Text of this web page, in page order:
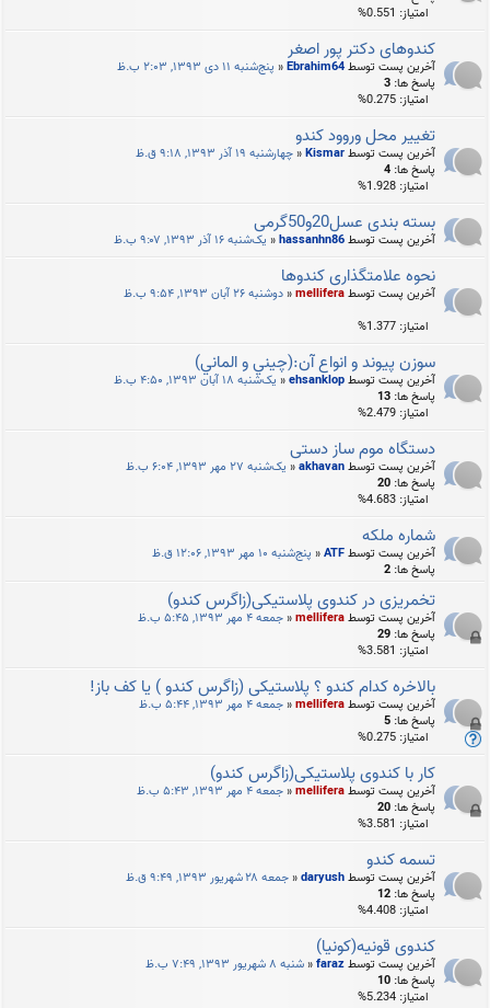
امتیاز: 0.551%
کندوهای دکتر پور اصغر
آخرین پست توسطEbrahim64
« پنج‌شنبه ۱۱ دی ۱۳۹۳, ۲:۰۳ ب.ظ
پاسخ ها: 3
امتیاز: 0.275%
تغییر محل وروود کندو
آخرین پست توسطKismar
«چهارشنبه ۱۹ آذر ۱۳۹۳, ۹:۱۸ ق.ظ
پاسخ ها: 4
امتیاز: 1.928%
بسته بندی عسل20و50گرمی
آخرین پست توسطhassanhn86
« یک‌شنبه ۱۶ آذر ۱۳۹۳, ۹:۰۷ ب.ظ
نحوه علامتگذاری کندوها
آخرین پست توسطmellifera
«دوشنبه ۲۶ آبان ۱۳۹۳, ۹:۵۴ ب.ظ
امتیاز: 1.377%
سوزن پیوند و انواع آن:(چيني و الماني)
آخرین پست توسطehsanklop
« یک‌شنبه ۱۸ آبان ۱۳۹۳, ۴:۵۰ ب.ظ
پاسخ ها: 13
امتیاز: 2.479%
دستگاه موم ساز دستی
آخرین پست توسطakhavan
« یک‌شنبه ۲۷ مهر ۱۳۹۳, ۶:۰۴ ب.ظ
پاسخ ها: 20
امتیاز: 4.683%
شماره ملکه
آخرین پست توسطATF
« پنج‌شنبه ۱۰ مهر ۱۳۹۳, ۱۲:۰۶ ق.ظ
پاسخ ها: 2
تخمریزی در کندوی پلاستیکی(زاگرس كندو)
آخرین پست توسطmellifera
«جمعه ۴ مهر ۱۳۹۳, ۵:۴۵ ب.ظ
پاسخ ها: 29
امتیاز: 3.581%
بالاخره کدام کندو ؟ پلاستیکی (زاگرس کندو ) یا کف باز!
آخرین پست توسطmellifera
«جمعه ۴ مهر ۱۳۹۳, ۵:۴۴ ب.ظ
پاسخ ها: 5
امتیاز: 0.275%
کار با کندوی پلاستیکی(زاگرس کندو)
آخرین پست توسطmellifera
«جمعه ۴ مهر ۱۳۹۳, ۵:۴۳ ب.ظ
پاسخ ها: 20
امتیاز: 3.581%
تسمه کندو
آخرین پست توسطdaryush
«جمعه ۲۸ شهریور ۱۳۹۳, ۹:۴۹ ق.ظ
پاسخ ها: 12
امتیاز: 4.408%
کندوی قونیه(کونیا)
آخرین پست توسطfaraz
«شنبه ۸ شهریور ۱۳۹۳, ۷:۴۹ ب.ظ
پاسخ ها: 10
امتیاز: 5.234%